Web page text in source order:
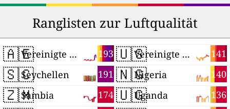
Ranglisten zur Luftqualität
🇦🇪 193
Vereinigte Arabische Emirate
🇸🇨 191
Seychellen
🇿🇲 174
Sambia
🇺🇸 141
Vereinigte Staaten
🇳🇬 140
Nigeria
🇺🇬 136
Uganda